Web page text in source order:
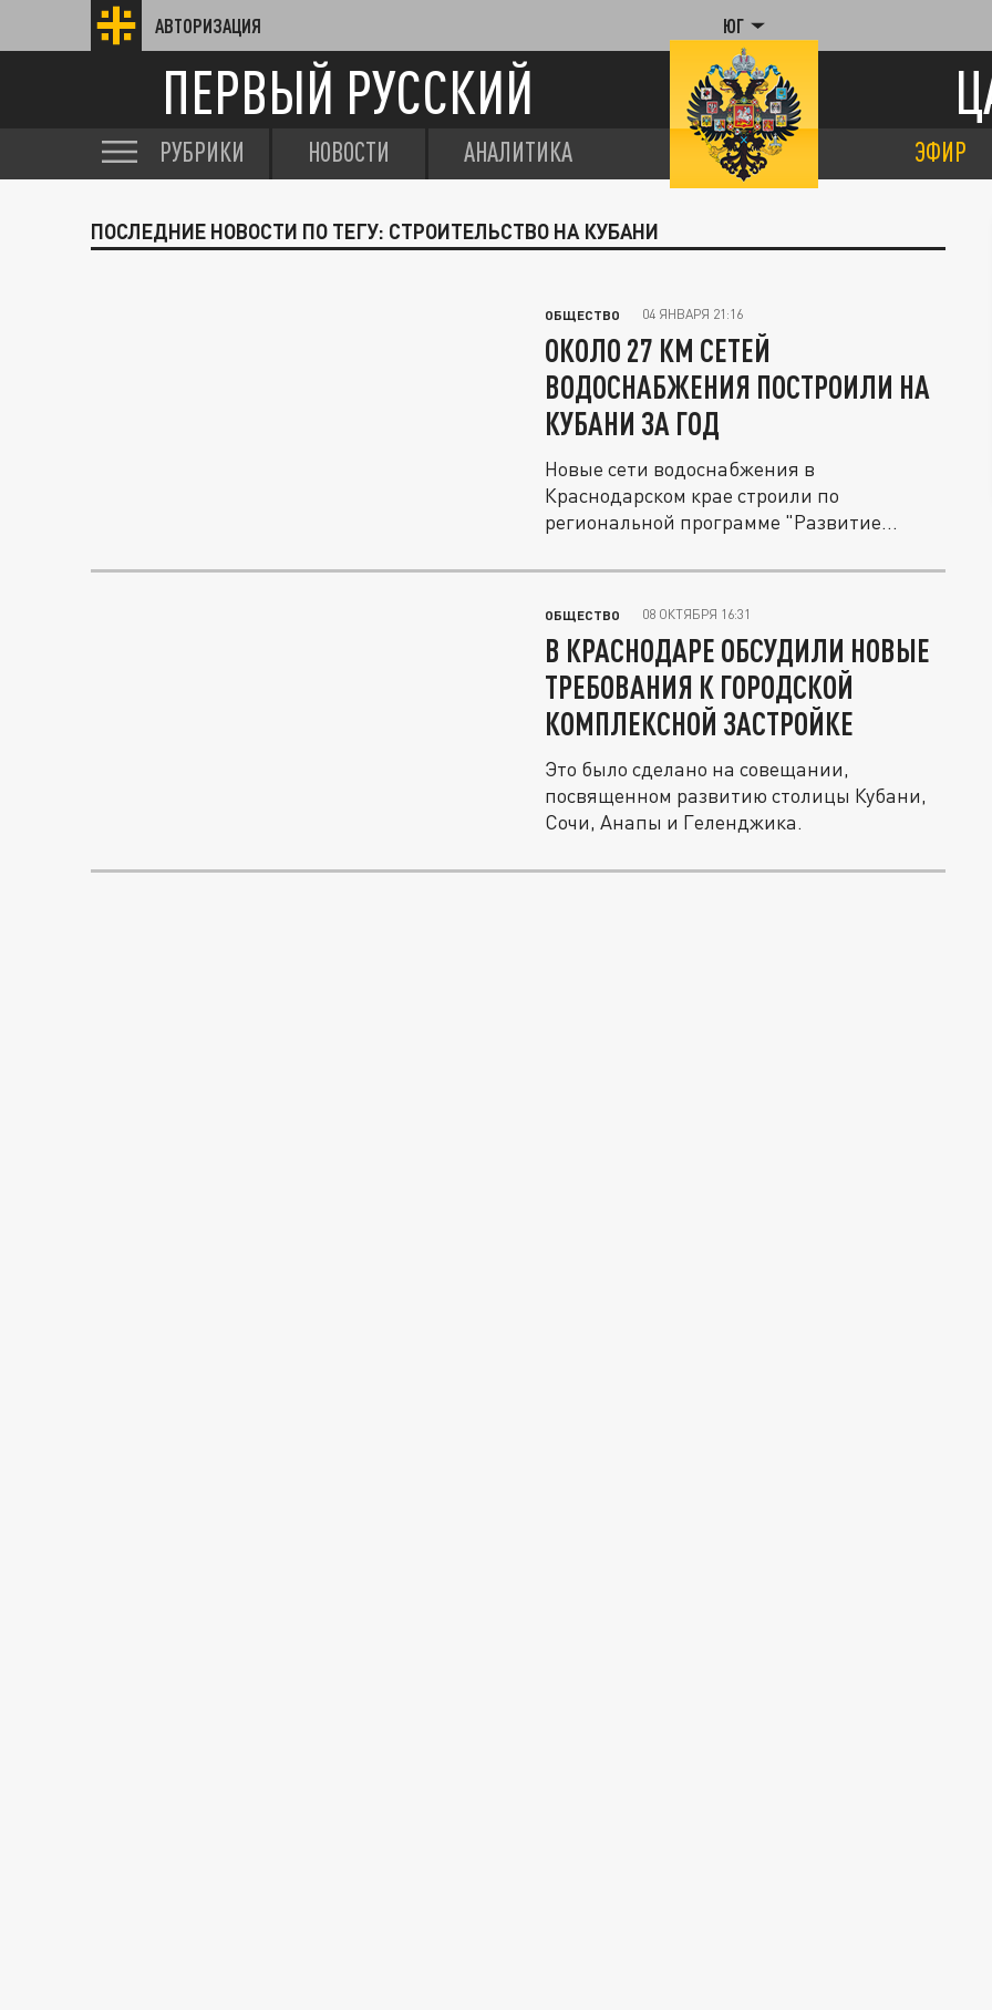
АВТОРИЗАЦИЯ ЮГ
ПЕРВЫЙ РУССКИЙ
РУБРИКИ НОВОСТИ АНАЛИТИКА ЭФИР
ПОСЛЕДНИЕ НОВОСТИ ПО ТЕГУ: СТРОИТЕЛЬСТВО НА КУБАНИ
ОБЩЕСТВО 04 ЯНВАРЯ 21:16
ОКОЛО 27 КМ СЕТЕЙ
ВОДОСНАБЖЕНИЯ ПОСТРОИЛИ НА
КУБАНИ ЗА ГОД
Новые сети водоснабжения в
Краснодарском крае строили по
региональной программе "Развитие...
ОБЩЕСТВО 08 ОКТЯБРЯ 16:31
В КРАСНОДАРЕ ОБСУДИЛИ НОВЫЕ
ТРЕБОВАНИЯ К ГОРОДСКОЙ
КОМПЛЕКСНОЙ ЗАСТРОЙКЕ
Это было сделано на совещании,
посвященном развитию столицы Кубани,
Сочи, Анапы и Геленджика.